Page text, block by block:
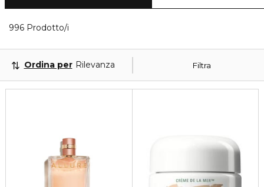
996 Prodotto/i
Filtra
Ordina per Rilevanza